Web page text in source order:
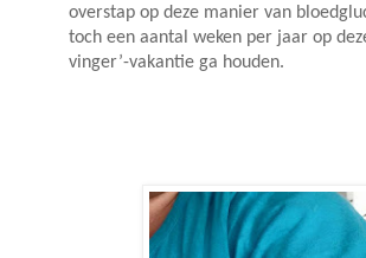
overstap op deze manier van
toch een aantal weken per jaar op
vinger’-vakantie ga houden.